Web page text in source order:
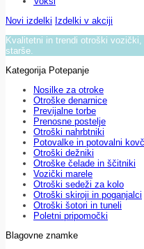
Novi izdelki Izdelki v akciji
Kvalitetni in trendi otroški
starše.
Kategorija Potepanje
Nosilke za otroke
Otroške denarnice
Previjalne torbe
Prenosne postelje
Otroški nahrbtniki
Potovalke in potovalni
Otroški dežniki
Otroške čelade in ščitniki
Vozički marele
Otroški sedeži za kolo
Otroški skiroji in poganjalci
Otroški šotori in tuneli
Poletni pripomočki
Blagovne znamke